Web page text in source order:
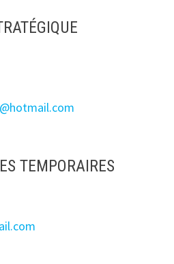
TEMPORAIRES